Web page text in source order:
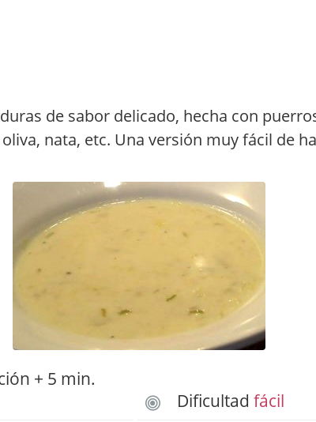
de sabor delicado, hecha con
nata, etc. Una versión muy fácil de
+ 5 min.
Dificultadfácil